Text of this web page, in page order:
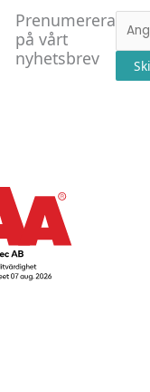
Prenumerera
på vårt
nyhetsbrev
E-
post